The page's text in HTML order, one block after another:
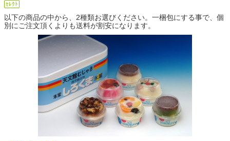
ｾﾚｸﾄ
以下の商品の中から、2種類お選びください。一梱包にする事で、個
別にご注文頂くよりも送料が割安になります。